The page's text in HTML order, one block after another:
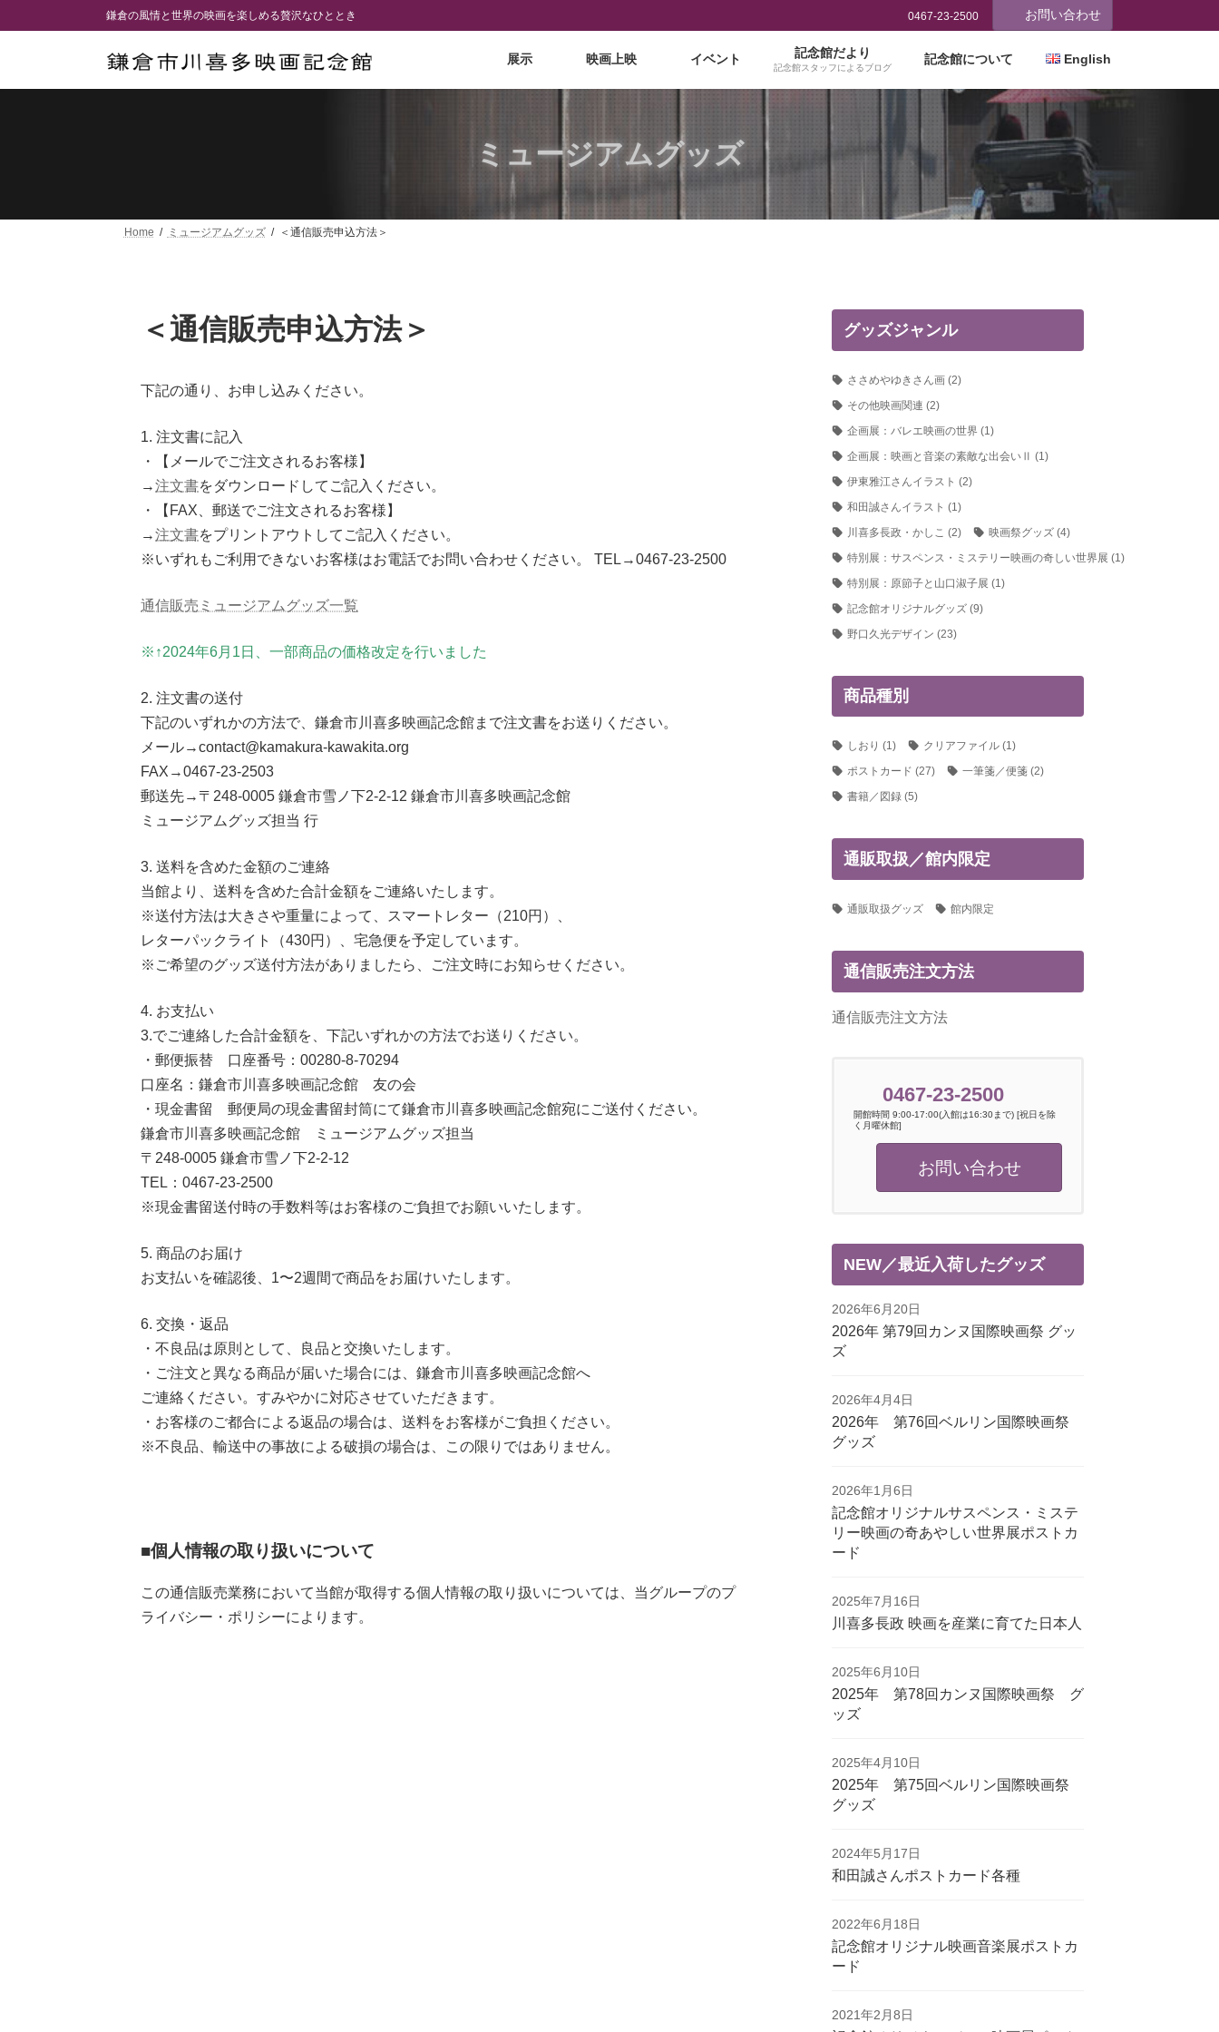
鎌倉の風情と世界の映画を楽しめる贅沢なひととき 0467-23-2500 お問い合わせ
展示 映画上映 イベント 記念館だより
記念館スタッフによるブログ
記念館について English
ミュージアムグッズ
Home ミュージアムグッズ ＜通信販売申込方法＞
＜通信販売申込方法＞
下記の通り、お申し込みください。
1. 注文書に記入
・【メールでご注文されるお客様】
→注文書をダウンロードしてご記入ください。
・【FAX、郵送でご注文されるお客様】
→注文書をプリントアウトしてご記入ください。
※いずれもご利用できないお客様はお電話でお問い合わせください。 TEL→0467-23-2500
通信販売ミュージアムグッズ一覧
※↑2024年6月1日、一部商品の価格改定を行いました
2. 注文書の送付
下記のいずれかの方法で、鎌倉市川喜多映画記念館まで注文書をお送りください。
メール→contact@kamakura-kawakita.org
FAX→0467-23-2503
郵送先→〒248-0005 鎌倉市雪ノ下2-2-12 鎌倉市川喜多映画記念館
ミュージアムグッズ担当 行
3. 送料を含めた金額のご連絡
当館より、送料を含めた合計金額をご連絡いたします。
※送付方法は大きさや重量によって、スマートレター（210円）、
レターパックライト（430円）、宅急便を予定しています。
※ご希望のグッズ送付方法がありましたら、ご注文時にお知らせください。
4. お支払い
3.でご連絡した合計金額を、下記いずれかの方法でお送りください。
・郵便振替 口座番号：00280-8-70294
口座名：鎌倉市川喜多映画記念館 友の会
・現金書留 郵便局の現金書留封筒にて鎌倉市川喜多映画記念館宛にご送付ください。
鎌倉市川喜多映画記念館 ミュージアムグッズ担当
〒248-0005 鎌倉市雪ノ下2-2-12
TEL：0467-23-2500
※現金書留送付時の手数料等はお客様のご負担でお願いいたします。
5. 商品のお届け
お支払いを確認後、1〜2週間で商品をお届けいたします。
6. 交換・返品
・不良品は原則として、良品と交換いたします。
・ご注文と異なる商品が届いた場合には、鎌倉市川喜多映画記念館へ
ご連絡ください。すみやかに対応させていただきます。
・お客様のご都合による返品の場合は、送料をお客様がご負担ください。
※不良品、輸送中の事故による破損の場合は、この限りではありません。
■個人情報の取り扱いについて
この通信販売業務において当館が取得する個人情報の取り扱いについては、当グループのプ
ライバシー・ポリシーによります。
グッズジャンル
ささめやゆきさん画(2)
その他映画関連 (2)
企画展：バレエ映画の世界 (1)
企画展：映画と音楽の素敵な出会いⅡ (1)
伊東雅江さんイラスト (2)
和田誠さんイラスト (1)
川喜多長政・かしこ (2) 映画祭グッズ (4)
特別展：サスペンス・ミステリー映画の奇しい世界展 (1)
特別展：原節子と山口淑子展 (1)
記念館オリジナルグッズ(9)
野口久光デザイン (23)
商品種別
しおり (1) クリアファイル (1)
ポストカード (27) 一筆箋／便箋 (2)
書籍／図録(5)
通販取扱／館内限定
通販取扱グッズ 館内限定
通信販売注文方法
通信販売注文方法
0467-23-2500
開館時間 9:00-17:00(入館は16:30まで) [祝日を除
く月曜休館]
お問い合わせ
NEW／最近入荷したグッズ
2026年6月20日
2026年 第79回カンヌ国際映画祭 グッ
ズ
2026年4月4日
2026年 第76回ベルリン国際映画祭
グッズ
2026年1月6日
記念館オリジナルサスペンス・ミステ
リー映画の奇あやしい世界展ポストカ
ード
2025年7月16日
川喜多長政 映画を産業に育てた日本人
2025年6月10日
2025年 第78回カンヌ国際映画祭 グ
ッズ
2025年4月10日
2025年 第75回ベルリン国際映画祭
グッズ
2024年5月17日
和田誠さんポストカード各種
2022年6月18日
記念館オリジナル映画音楽展ポストカ
ード
2021年2月8日